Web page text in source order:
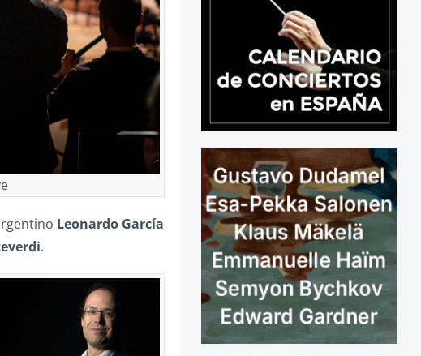
Leonardo García
.